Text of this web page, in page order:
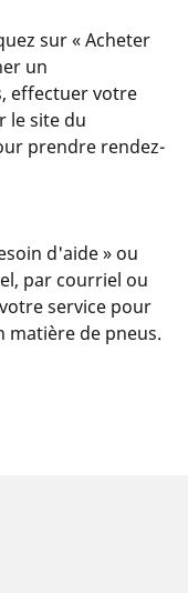
sur « Acheter
un
effectuer votre
le site du
prendre rendez-
d'aide » ou
par courriel ou
service pour
matière de pneus.